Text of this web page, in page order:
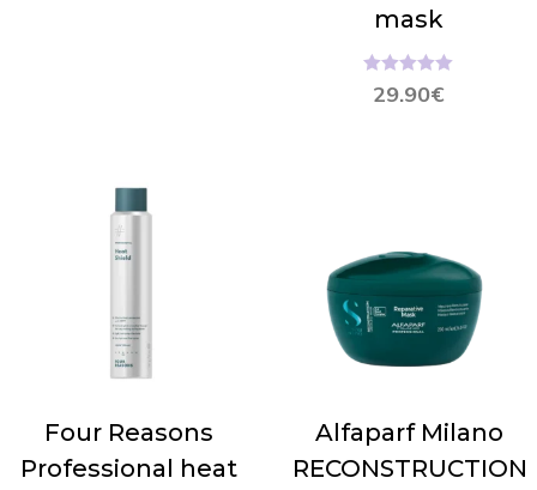
mask
29.90€
Hinnanguga
5.00/ 5
Four Reasons
Professional heat
Alfaparf Milano
RECONSTRUCTION